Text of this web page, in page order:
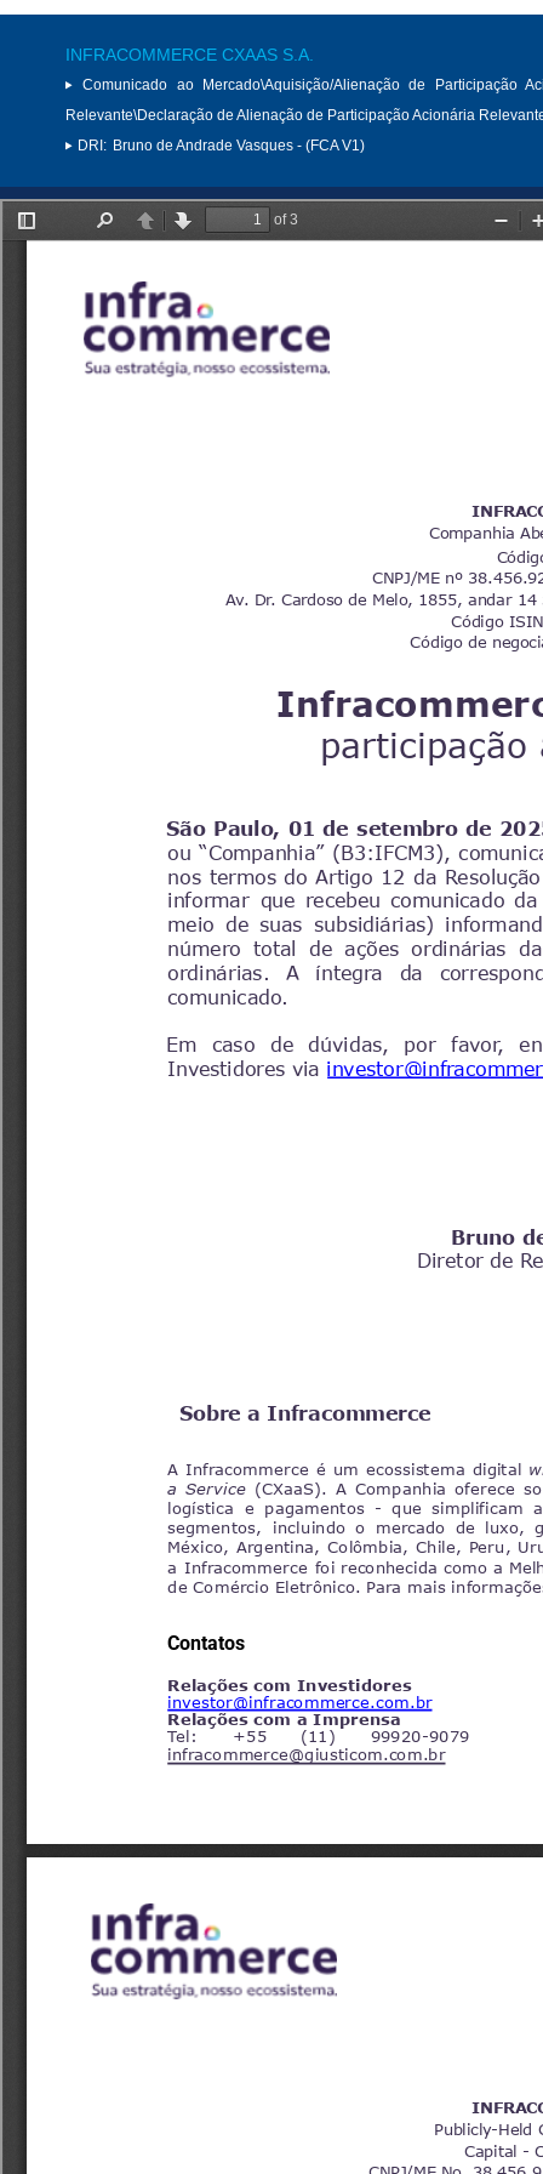
INFRACOMMERCE CXAAS S.A.
Comunicado ao Mercado\Aquisição/Alienação de Participação
Relevante\Declaração de Alienação de Participação Acionária
DRI: Bruno de Andrade Vasques - (FCA V1)